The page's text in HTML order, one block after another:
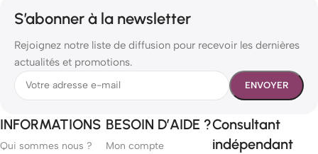
S’abonner à la newsletter
Rejoignez notre liste de diffusion pour recevoir les dernières
actualités et promotions.
INFORMATIONS
Qui sommes nous ?
BESOIN D’AIDE ?
Mon compte
Consultant
indépendant